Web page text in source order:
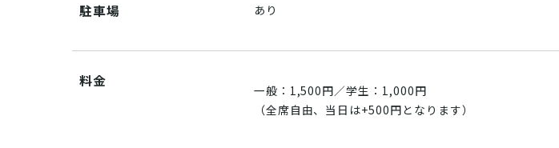
駐車場 あり
料金
一般：1,500円／学生：1,000円
（全席自由、当日は+500円となります）